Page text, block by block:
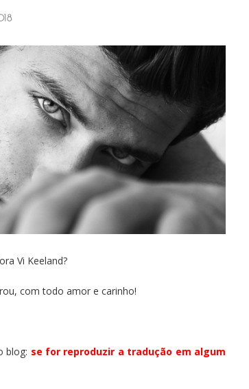
Vi Keeland?
com todo amor e carinho!
blog: se for reproduzir a tradução em algum